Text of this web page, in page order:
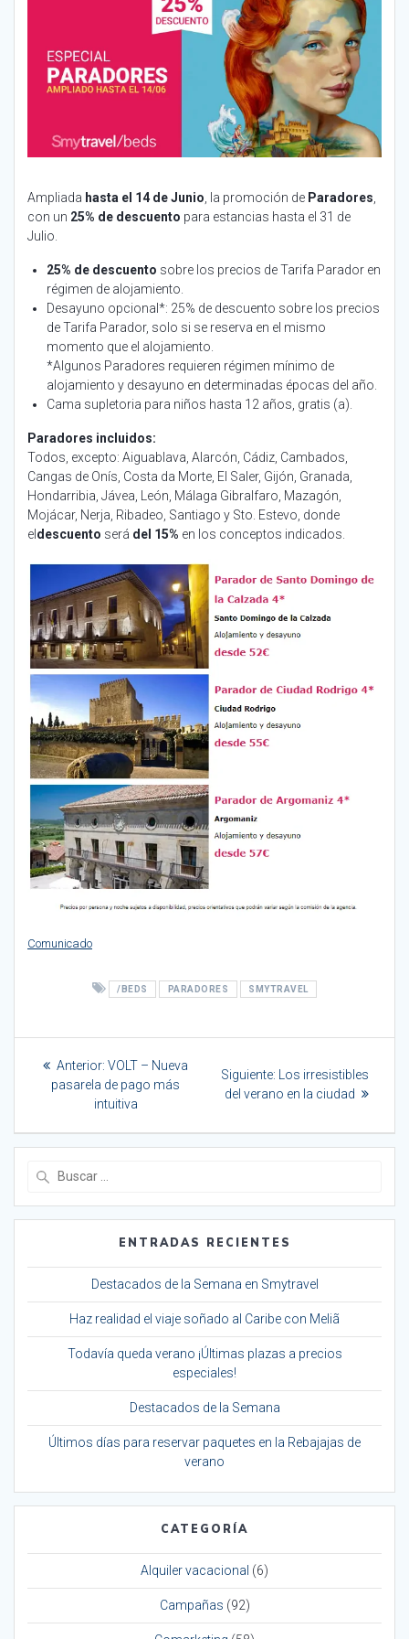
Ampliada hasta el 14 de Junio , la promoción de Paradores
con un 25% de descuento para estancias hasta el 31 de
Julio.
25% de descuento sobre los precios de Tarifa Parador en
régimen de alojamiento.
Desayuno opcional*: 25% de descuento sobre los precios
de Tarifa Parador, solo si se reserva en el mismo
momento que el alojamiento.
*Algunos Paradores requieren régimen mínimo de
alojamiento y desayuno en determinadas épocas del año.
Cama supletoria para niños hasta 12 años, gratis (a).
Paradores incluidos:
Todos, excepto: Aiguablava, Alarcón, Cádiz, Cambados,
Cangas de Onís, Costa da Morte, El Saler, Gijón, Granada,
Hondarribia, Jávea, León, Málaga Gibralfaro, Mazagón,
Mojácar, Nerja, Ribadeo, Santiago y Sto. Estevo, donde
el descuento será del 15% en los conceptos indicados.
Comunicado
/BEDS PARADORES SMYTRAVEL
entradas
Anterior: Entrada
anterior:
VOLT – Nueva
pasarela de pago más
intuitiva
Siguiente: Siguiente
entrada:
Los irresistibles
del verano en la ciudad
ENTRADAS RECIENTES
Destacados de la Semana en Smytravel
Haz realidad el viaje soñado al Caribe con Meliã
Todavía queda verano ¡Últimas plazas a precios
especiales!
Destacados de la Semana
Últimos días para reservar paquetes en la Rebajajas de
verano
CATEGORÍA
Alquiler vacacional (6)
Campañas (92)